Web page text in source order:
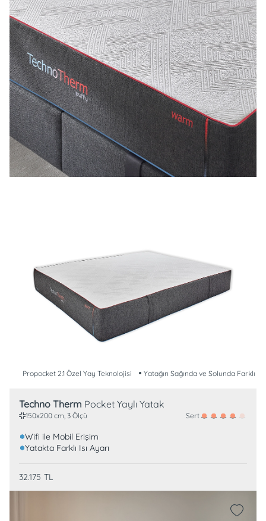
Propocket 2.1 Özel Yay Teknolojisi Yatağın Sağında ve Solunda Farklı
Techno Therm Pocket Yaylı Yatak
150x200 cm, 3 Ölçü Sert
Wifi ile Mobil Erişim
Yatakta Farklı Isı Ayarı
32.175 TL